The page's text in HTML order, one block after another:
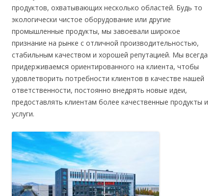
продуктов, охватывающих несколько областей. Будь то
экологически чистое оборудование или другие
промышленные продукты, мы завоевали широкое
признание на рынке с отличной производительностью,
стабильным качеством и хорошей репутацией. Мы всегда
придерживаемся ориентированного на клиента, чтобы
удовлетворить потребности клиентов в качестве нашей
ответственности, постоянно внедрять новые идеи,
предоставлять клиентам более качественные продукты и
услуги.